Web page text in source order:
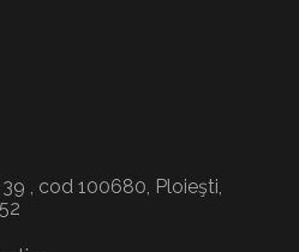
, cod 100680, Ploieşti,